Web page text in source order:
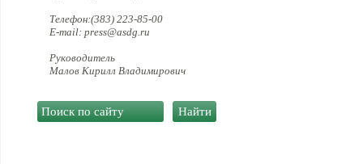
Телефон:(383) 223-85-00
E-mail: press@asdg.ru
Руководитель
Малов Кирилл Владимирович